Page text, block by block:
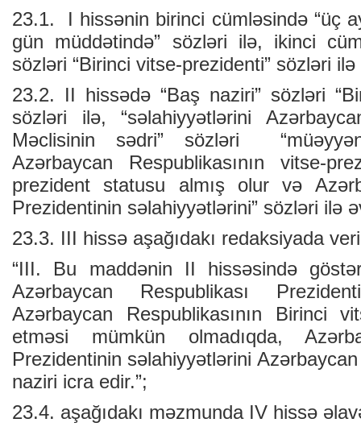
23.1. I hissənin birinci cümləsində “üç
gün müddətində” sözləri ilə, ikinci
sözləri “Birinci vitse-prezidenti” sözləri
23.2. II hissədə “Baş naziri” sözləri
sözləri ilə, “səlahiyyətlərini
Məclisinin sədri” sözləri
Azərbaycan Respublikasının vitse-
prezident statusu almış olur və
Prezidentinin səlahiyyətlərini” sözləri ilə
23.3. III hissə aşağıdakı redaksiyada
“III. Bu maddənin II hissəsində
Azərbaycan Respublikası
Azərbaycan Respublikasının Birinci
etməsi mümkün olmadıqda,
Prezidentinin səlahiyyətlərini Azərbaycan
naziri icra edir.”;
23.4. aşağıdakı məzmunda IV hissə